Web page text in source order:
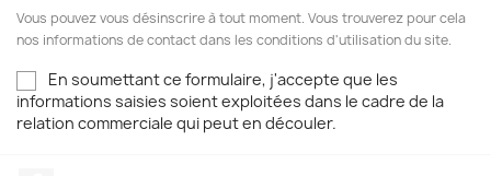
Vous pouvez vous désinscrire à tout moment. Vous trouverez pour cela
nos informations de contact dans les conditions d'utilisation du site.
En soumettant ce formulaire, j'accepte que les
informations saisies soient exploitées dans le cadre de la
relation commerciale qui peut en découler.